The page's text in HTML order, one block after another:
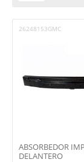
26248153GMC
ABSORBEDOR
DELANTERO